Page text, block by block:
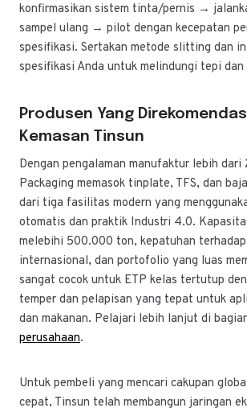
konfirmasikan sistem tinta/pernis →
sampel ulang → pilot dengan kecepatan
spesifikasi. Sertakan metode slitting dan
spesifikasi Anda untuk melindungi tepi
Produsen Yang
Kemasan Tinsun
Dengan pengalaman manufaktur lebih dari
Packaging memasok tinplate, TFS, dan
dari tiga fasilitas modern yang
otomatis dan praktik Industri 4.0.
melebihi 500.000 ton, kepatuhan
internasional, dan portofolio yang luas
sangat cocok untuk ETP kelas tertutup
temper dan pelapisan yang tepat untuk
dan makanan. Pelajari lebih lanjut di
perusahaan.
Untuk pembeli yang mencari cakupan
cepat, Tinsun telah membangun jaringan